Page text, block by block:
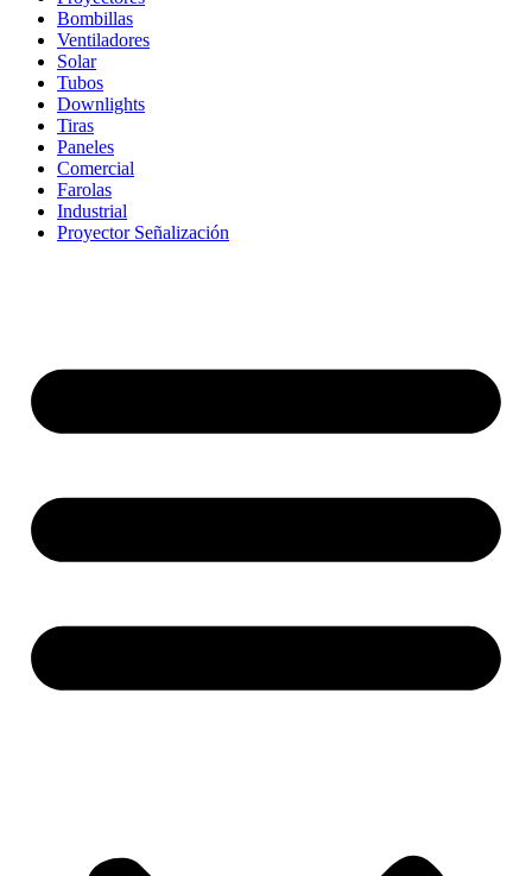
Bombillas
Ventiladores
Solar
Tubos
Downlights
Tiras
Paneles
Comercial
Farolas
Industrial
Proyector Señalización